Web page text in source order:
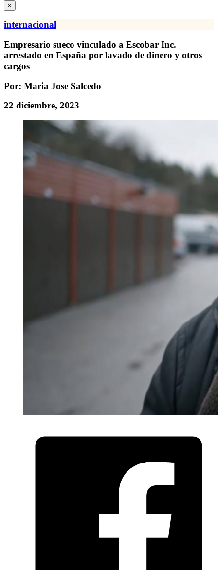
×
internacional
Empresario sueco vinculado a Escobar Inc.
arrestado en España por lavado de dinero y otros
cargos
Por: Maria Jose Salcedo
22 diciembre, 2023